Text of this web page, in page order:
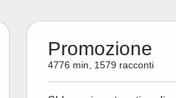
Promozione
4776 min, 1579 racconti